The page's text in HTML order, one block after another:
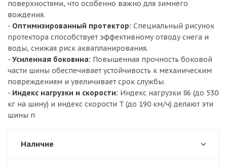
поверхностями, что особенно важно для зимнего
вождения.
- Оптимизированный протектор: Специальный рисунок
протектора способствует эффективному отводу снега и
воды, снижая риск аквапланирования.
- Усиленная боковина: Повышенная прочность боковой
части шины обеспечивает устойчивость к механическим
повреждениям и увеличивает срок службы.
- Индекс нагрузки и скорости: Индекс нагрузки 86 (до 530
кг на шину) и индекс скорости T (до 190 км/ч) делают эти
шины п
Наличие